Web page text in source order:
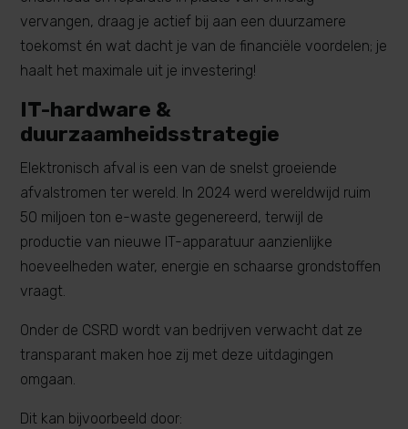
vervangen, draag je actief bij aan een duurzamere
toekomst én wat dacht je van de financiële voordelen; je
haalt het maximale uit je investering!
IT-hardware &
duurzaamheidsstrategie
Elektronisch afval is een van de snelst groeiende
afvalstromen ter wereld. In 2024 werd wereldwijd ruim
50 miljoen ton e-waste gegenereerd, terwijl de
productie van nieuwe IT-apparatuur aanzienlijke
hoeveelheden water, energie en schaarse grondstoffen
vraagt.
Onder de CSRD wordt van bedrijven verwacht dat ze
transparant maken hoe zij met deze uitdagingen
omgaan.
Dit kan bijvoorbeeld door: